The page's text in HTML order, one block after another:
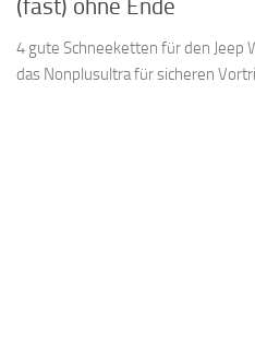
(fast) ohne Ende
4 gute Schneeketten für den Jeep
das Nonplusultra für sicheren